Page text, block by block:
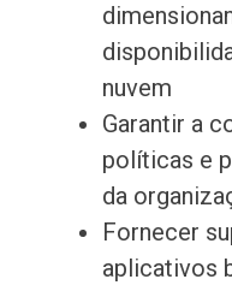
nuvem
Garantir a
políticas e
da
Fornecer
aplicativos